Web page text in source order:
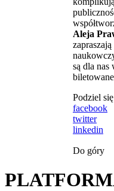
Aleja
są dla nas
Podziel się
facebook
twitter
linkedin
Do góry